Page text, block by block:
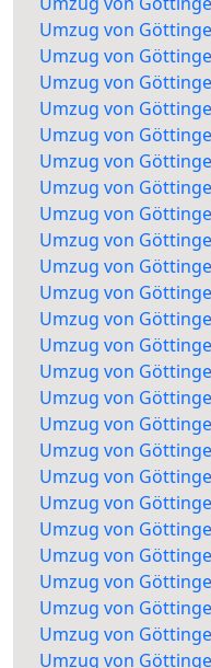
Umzug von
Umzug von
Umzug von
Umzug von
Umzug von
Umzug von
Umzug von
Umzug von
Umzug von
Umzug von
Umzug von
Umzug von
Umzug von
Umzug von
Umzug von
Umzug von
Umzug von
Umzug von
Umzug von
Umzug von
Umzug von
Umzug von
Umzug von
Umzug von
Umzug von